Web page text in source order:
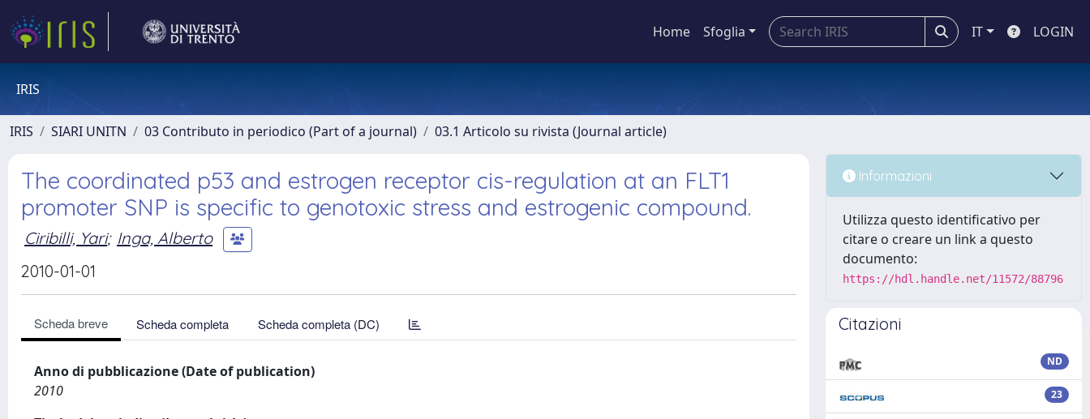
Home Sfoglia IT LOGIN
IRIS
IRIS SIARI UNITN 03 Contributo in periodico (Part of a journal) 03.1 Articolo su rivista (Journal article)
The coordinated p53 and estrogen receptor cis-regulation at an FLT1
promoter SNP is specific to genotoxic stress and estrogenic compound.
Ciribilli, Yari; Inga, Alberto
2010-01-01
Scheda breve Scheda completa Scheda completa (DC)
Anno di pubblicazione (Date of publication)
2010
Informazioni
Utilizza questo identificativo per
citare o creare un link a questo
documento:
https://hdl.handle.net/11572/88796
Citazioni
ND
23